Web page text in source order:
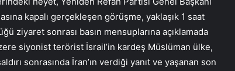
kapalı gerçekleşen görüşme, yaklaşık 1 saat
ziyaret sonrası basın mensuplarına açıklamada
siyonist terörist İsrail’in kardeş Müslüman ülke,
sonrasında İran’ın verdiği yanıt ve yaşanan son